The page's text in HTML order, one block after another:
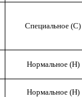
Специальное (С)
Нормальное (Н)
Нормальное (Н)